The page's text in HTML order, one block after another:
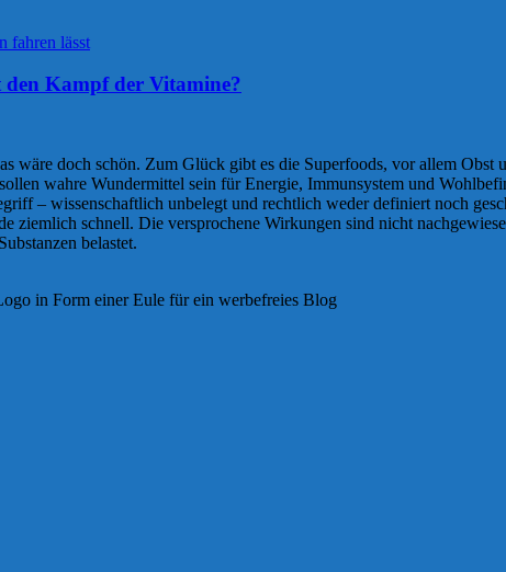
den Kampf der Vitamine?
wäre doch schön. Zum Glück gibt es die Superfoods, vor allem
wahre Wundermittel sein für Energie, Immunsystem und
– wissenschaftlich unbelegt und rechtlich weder definiert noch
ziemlich schnell. Die versprochene Wirkungen sind nicht
belastet.